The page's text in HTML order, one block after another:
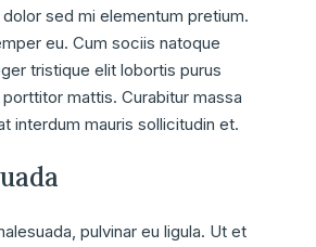
sed mi elementum pretium.
eu. Cum sociis natoque
tristique elit lobortis purus
mattis. Curabitur massa
interdum mauris sollicitudin et.
pulvinar eu ligula. Ut et